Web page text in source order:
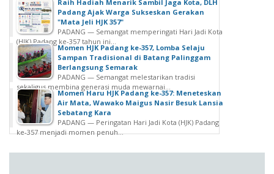
Raih Hadiah Menarik Sambil Jaga Kota, DLH
Padang Ajak Warga Sukseskan Gerakan
"Mata Jeli HJK 357"
PADANG — Semangat memperingati Hari Jadi Kota
(HJK) Padang ke-357 tahun ini...
Momen HJK Padang ke-357, Lomba Selaju
Sampan Tradisional di Batang Palinggam
Berlangsung Semarak
PADANG — Semangat melestarikan tradisi
sekaligus membina generasi muda mewarnai...
Momen Haru HJK Padang ke-357: Meneteskan
Air Mata, Wawako Maigus Nasir Besuk Lansia
Sebatang Kara
PADANG — Peringatan Hari Jadi Kota (HJK) Padang
ke-357 menjadi momen penuh...